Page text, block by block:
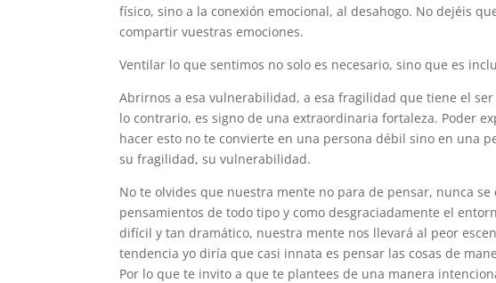
físico, sino a la conexión emocional, al desahogo. No dejéis
compartir vuestras emociones.
Ventilar lo que sentimos no solo es necesario, sino que es
Abrirnos a esa vulnerabilidad, a esa fragilidad que tiene el
lo contrario, es signo de una extraordinaria fortaleza. Poder
hacer esto no te convierte en una persona débil sino en una
su fragilidad, su vulnerabilidad.
No te olvides que nuestra mente no para de pensar, nunca
pensamientos de todo tipo y como desgraciadamente el
difícil y tan dramático, nuestra mente nos llevará al peor
tendencia yo diría que casi innata es pensar las cosas de
Por lo que te invito a que te plantees de una manera